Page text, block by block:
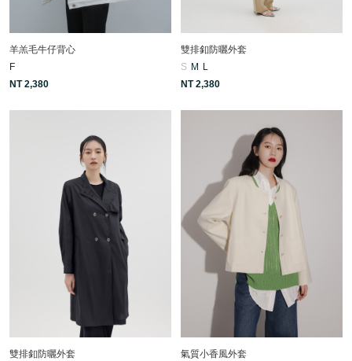
羊羔毛牛仔背心
F
NT 2,380
雙排釦防曬外套
S M
L
NT 2,380
雙排釦防曬外套
氣質小香風外套